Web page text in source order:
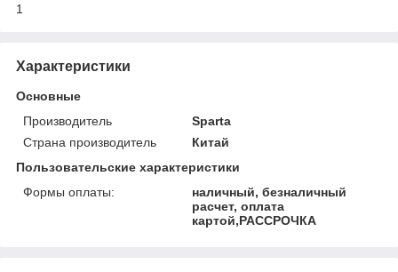
1
Характеристики
Основные
Производитель
Sparta
Страна производитель
Китай
Пользовательские характеристики
Формы оплаты:
наличный, безналичный
расчет, оплата
картой,РАССРОЧКА